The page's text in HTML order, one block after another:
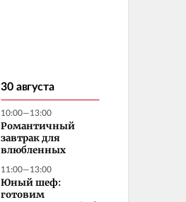
30 августа
10:00—13:00
Романтичный
завтрак для
влюбленных
11:00—13:00
Юный шеф:
готовим